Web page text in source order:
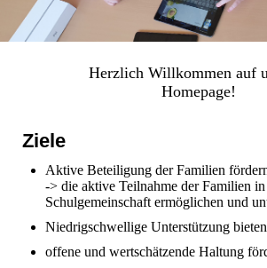
Herzlich Willkommen auf
Homepage!
Ziele
Aktive Beteiligung der Familien
-> die aktive Teilnahme der Familien
Schulgemeinschaft ermöglichen und
Niedrigschwellige Unterstützung bieten
offene und wertschätzende Haltung